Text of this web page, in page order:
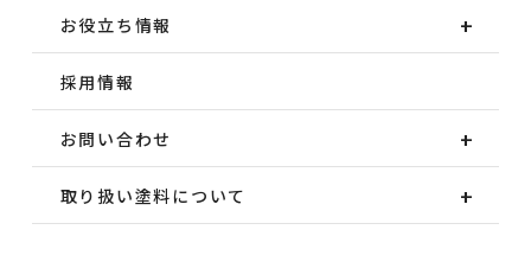
お役立ち情報
採用情報
お問い合わせ
取り扱い塗料について